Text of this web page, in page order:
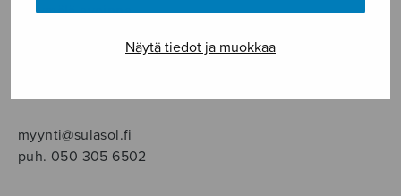
Näytä tiedot ja muokkaa
Myymälä avoinna
myynti@sulasol.fi
puh. 050 305 6502